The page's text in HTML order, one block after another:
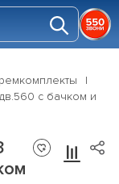
с бачком и